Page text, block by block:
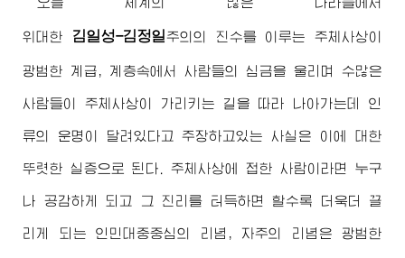
위대한 김일성-김정일주의 의 진수를 이루는 주체사상이
광범한 계급, 계층속에서 사람들의 심금을 울리며 수많은
사람들이 주체사상이 가리키는 길을 따라 나아가는데 인
류의 운명이 달려있다고 주장하고있는 사실은 이에 대한
뚜렷한 실증으로 된다. 주체사상에 접한 사람이라면 누구
나 공감하게 되고 그 진리를 터득하면 할수록 더욱더 끌
리게 되는 인민대중중심의 리념, 자주의 리념은 광범한